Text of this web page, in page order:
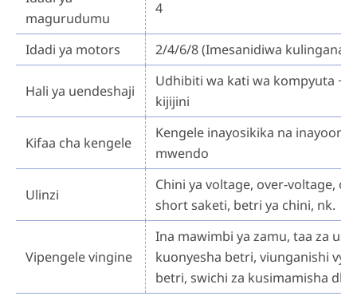
magurudumu
4
Idadi ya motors 2/4/6/8 (Imesanidiwa kulingana
Hali ya uendeshaji
Udhibiti wa kati wa kompyuta +
kijijini
Kifaa cha kengele
Kengele inayosikika na
mwendo
Ulinzi
Chini ya voltage, over-voltage,
short saketi, betri ya chini, nk.
Vipengele vingine
Ina mawimbi ya zamu, taa za
kuonyesha betri, viunganishi
betri, swichi za kusimamisha